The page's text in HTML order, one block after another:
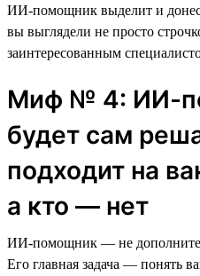
ИИ-помощник выделит и
вы выглядели не просто
заинтересованным
Миф № 4: ИИ-
будет сам
подходит на
а кто — нет
ИИ-помощник — не
Его главная задача — понять